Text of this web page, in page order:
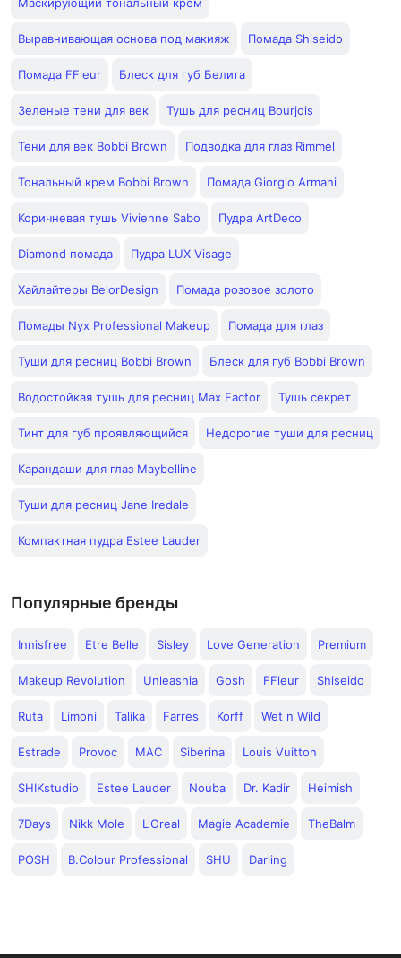
Выравнивающая основа под макияж Помада Shiseido
Помада FFleur Блеск для губ Белита
Зеленые тени для век Тушь для ресниц Bourjois
Тени для век Bobbi Brown Подводка для глаз Rimmel
Тональный крем Bobbi Brown Помада Giorgio Armani
Коричневая тушь Vivienne Sabo Пудра ArtDeco
Diamond помада Пудра LUX Visage
Хайлайтеры BelorDesign Помада розовое золото
Помады Nyx Professional Makeup Помада для глаз
Туши для ресниц Bobbi Brown Блеск для губ Bobbi Brown
Водостойкая тушь для ресниц Max Factor Тушь секрет
Тинт для губ проявляющийся Недорогие туши для ресниц
Карандаши для глаз Maybelline
Туши для ресниц Jane Iredale
Компактная пудра Estee Lauder
Популярные бренды
Innisfree Etre Belle Sisley Love Generation Premium
Makeup Revolution Unleashia Gosh FFleur Shiseido
Ruta Limoni Talika Farres Korff Wet n Wild
Estrade Provoc MAC Siberina Louis Vuitton
SHIKstudio Estee Lauder Nouba Dr. Kadir Heimish
7Days Nikk Mole L'Oreal Magie Academie TheBalm
POSH B.Colour Professional SHU Darling